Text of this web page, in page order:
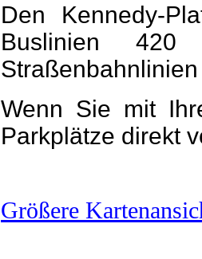
Den Kennedy-
Buslinien
Wenn Sie mit
Parkplätze direkt
Größere